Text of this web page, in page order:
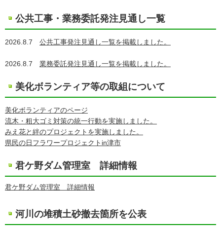
公共工事・業務委託発注見通し一覧
2026.8.7 公共工事発注見通し一覧を掲載しました。
2026.8.7 業務委託発注見通し一覧を掲載しました。
美化ボランティア等の取組について
美化ボランティアのページ
流木・粗大ゴミ対策の統一行動を実施しました。
みえ花と絆のプロジェクトを実施しました。
県民の日フラワープロジェクトin津市
君ケ野ダム管理室 詳細情報
君ケ野ダム管理室 詳細情報
河川の堆積土砂撤去箇所を公表